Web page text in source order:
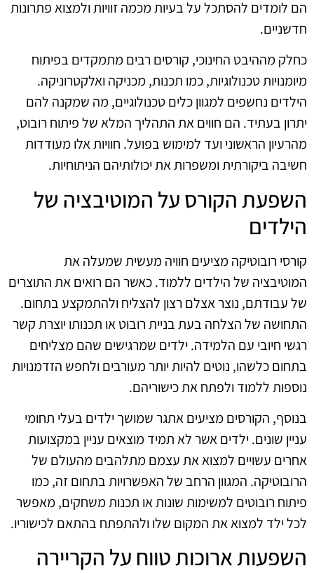
הם לומדים להסתכל על בעיות מכמה זוויות ולמצוא פתרונות
חדשניים.
כחלק מההיבט החינוכי, קורסים רבים מתמקדים בפיתוח
מיומנויות טכנולוגיות, כמו תכנות, מכניקה ואלקטרוניקה.
הילדים נחשפים למגוון כלים טכנולוגיים, מה שמקנה להם
יתרון בעתיד. הם חווים את התהליך המלא של פיתוח רובוט,
מהרעיון הראשוני ועד למימוש בפועל. חוויות אלו מעודדות
חשיבה ביקורתית ומשפרות את יכולותיהם הניתוחיות.
השפעת הקורס על המוטיבציה של
הילדים
קורסי רובוטיקה מציעים חוויה מעשית שמעלה את
המוטיבציה של הילדים ללמוד. כאשר הם רואים את התוצרים
של עבודתם, נוצר אצלם רצון להצליח ולהתמקצע בתחום.
התחושה של הצלחה בעת בניית רובוט או תכנותו יוצרת קשר
רגשי חיובי עם הלמידה. ילדים שמרגישים שהם מצליחים
בתחום כלשהו, נוטים להיות יותר מעורבים ולחפש הזדמנויות
נוספות ללמוד ולפתח את כישוריהם.
בנוסף, הקורסים מציעים אתגר שמושך ילדים בעלי תחומי
עניין שונים. ילדים אשר לא תמיד מוצאים עניין במקצועות
אחרים עשויים למצוא את עצמם מתלהבים מהעולם של
הרובוטיקה. המגוון הרחב של האפשרויות בתחום זה, כמו
פיתוח רובוטים למשימות שונות או תכנות משחקים, מאפשר
לכל ילד למצוא את המקום שלו ולהתפתח בהתאם לכישוריו.
השפעות ארוכות טווח על הקריירה